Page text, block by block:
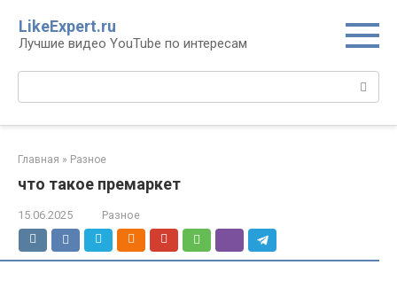
контенту
LikeExpert.ru
Лучшие видео YouTube по интересам
Главная » Разное
что такое премаркет
15.06.2025 Разное